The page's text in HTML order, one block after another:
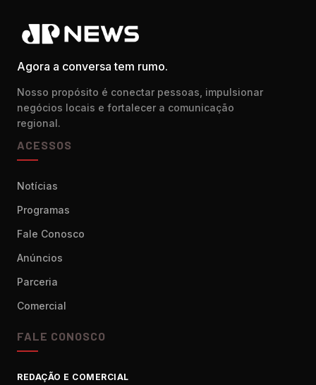
Agora a conversa tem rumo.
Nosso propósito é conectar pessoas, impulsionar
negócios locais e fortalecer a comunicação
regional.
ACESSOS
Notícias
Programas
Fale Conosco
Anúncios
Parceria
Comercial
FALE CONOSCO
REDAÇÃO E COMERCIAL